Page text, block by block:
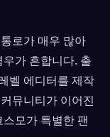
로가 매우 많아
가 흔합니다. 출
벨 에디터를 제작
뮤니티가 이어진
모가 특별한 팬